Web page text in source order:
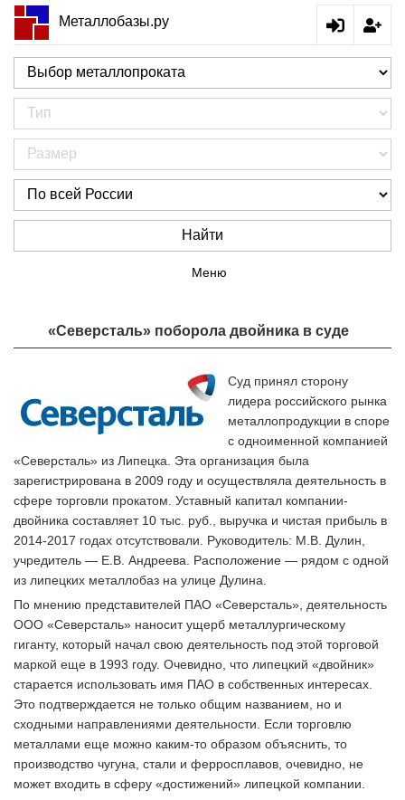
Металлобазы.ру
Найти
Меню
«Северсталь» поборола двойника в суде
Суд принял сторону
лидера российского рынка
металлопродукции в споре
с одноименной компанией
«Северсталь» из Липецка. Эта организация была
зарегистрирована в 2009 году и осуществляла деятельность в
сфере торговли прокатом. Уставный капитал компании-
двойника составляет 10 тыс. руб., выручка и чистая прибыль в
2014-2017 годах отсутствовали. Руководитель: М.В. Дулин,
учредитель — Е.В. Андреева. Расположение — рядом с одной
из липецких металлобаз на улице Дулина.
По мнению представителей ПАО «Северсталь», деятельность
ООО «Северсталь» наносит ущерб металлургическому
гиганту, который начал свою деятельность под этой торговой
маркой еще в 1993 году. Очевидно, что липецкий «двойник»
старается использовать имя ПАО в собственных интересах.
Это подтверждается не только общим названием, но и
сходными направлениями деятельности. Если торговлю
металлами еще можно каким-то образом объяснить, то
производство чугуна, стали и ферросплавов, очевидно, не
может входить в сферу «достижений» липецкой компании.